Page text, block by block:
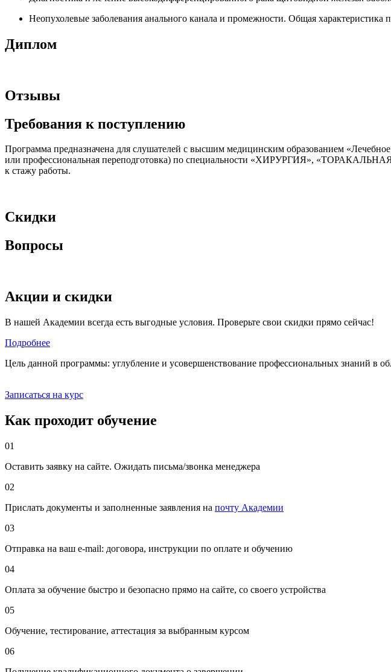
Неопухолевые заболевания анального канала и промежности. Общая
Диплом
Отзывы
Требования к поступлению
Программа предназначена для слушателей с высшим медицинским образованием
или профессиональная переподготовка) по специальности «ХИРУРГИЯ»,
к стажу работы.
Скидки
Вопросы
Акции и скидки
В нашей Академии всегда есть выгодные условия. Проверьте свои скидки прямо сейчас!
Подробнее
Цель данной программы: углубление и усовершенствование профессиональных знаний в
Записаться на курс
Как проходит обучение
01
Оставить заявку на сайте. Ожидать письма/звонка менеджера
02
Прислать документы и заполненные заявления на почту Академии
03
Отправка на ваш e-mail: договора, инструкции по оплате и обучению
04
Оплата за обучение быстро и безопасно прямо на сайте, со своего устройства
05
Обучение, тестирование, аттестация за выбранным курсом
06